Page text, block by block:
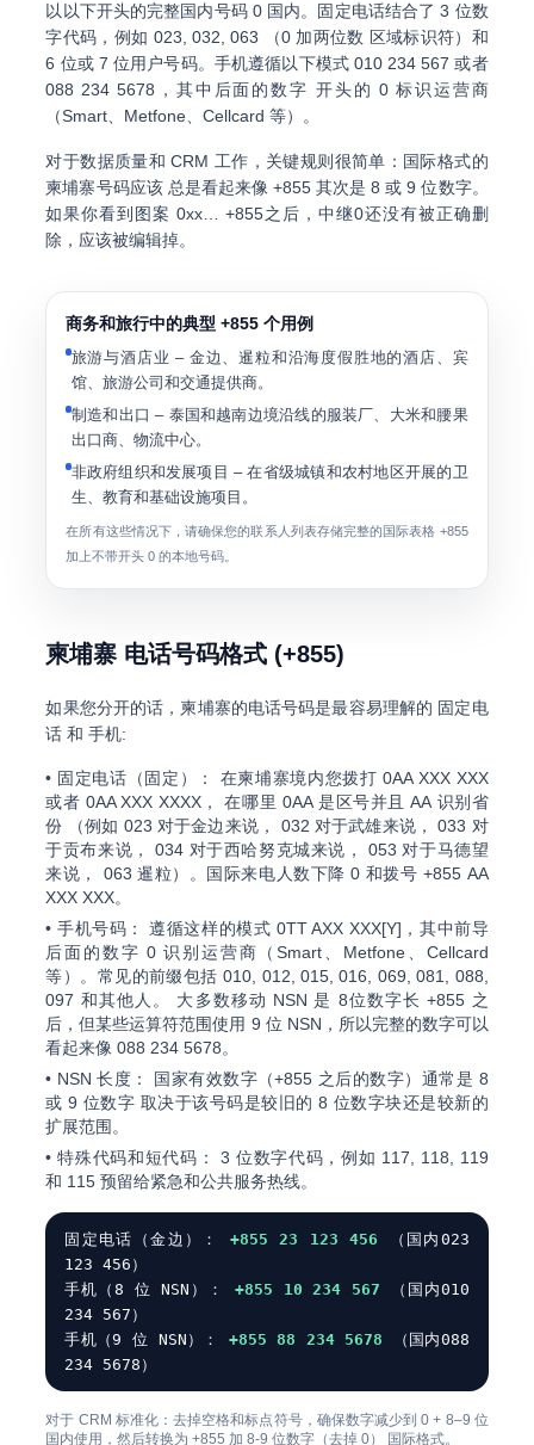
以以下开头的完整国内号码 0国内。固定电话结合了 3 位数
字代码，例如 023 032 ,063 （0 加两位数 区域标识符）和
6 位或 7 位用户号码。手机遵循以下模式010 234 567 或者
088 234 5678 ，其中后面的数字 开头的 0 标识运营商
（Smart、Metfone、Cellcard 等）。
对于数据质量和 CRM 工作，关键规则很简单：国际格式的
柬埔寨号码应该 总是看起来像+855 其次是8 或 9 位数字。
如果你看到图案0xx…
+855之后，中继0还没有被正确删
除，应该被编辑掉。
商务和旅行中的典型 +855 个用例
旅游与酒店业 – 金边、暹粒和沿海度假胜地的酒店、宾
馆、旅游公司和交通提供商。
制造和出口 – 泰国和越南边境沿线的服装厂、大米和腰果
出口商、物流中心。
非政府组织和发展项目 – 在省级城镇和农村地区开展的卫
生、教育和基础设施项目。
在所有这些情况下，请确保您的联系人列表存储完整的国际表格 +855
加上不带开头 0 的本地号码。
柬埔寨 电话号码格式 (+855)
如果您分开的话，柬埔寨的电话号码是最容易理解的 固定电
话 和手机:
• 固定电话（固定）： 在柬埔寨境内您拨打0AA XXX XXX
或者 0AA XXX XXXX， 在哪里 0AA是区号并且AA 识别省
份 （例如 023 对于金边来说， 032 对于武雄来说，033 对
于贡布来说，034 对于西哈努克城来说， 053 对于马德望
来说， 063 暹粒）。国际来电人数下降 0 和拨号+855 AA
XXX XXX。
• 手机号码： 遵循这样的模式 0TT AXX XXX[Y] ，其中前导
后面的数字 0 识别运营商（Smart、Metfone、Cellcard
等）。常见的前缀包括010 012 015,016 069 ,081 088
097 和其他人。 大多数移动 NSN 是 8位数字长 +855 之
后，但某些运算符范围使用 9 位 NSN ，所以完整的数字可以
看起来像088 234 5678。
• NSN 长度： 国家有效数字（+855 之后的数字）通常是 8
或 9 位数字 取决于该号码是较旧的 8 位数字块还是较新的
扩展范围。
•特殊代码和短代码： 3 位数字代码，例如 117 118
119
和 115 预留给紧急和公共服务热线。
固定电话（金边）：+855 23 123 456 （国内023
123 456）
手机（8 位 NSN）： +855 10 234 567 （国内010
234 567）
手机（9 位 NSN）：+855 88 234 5678 （国内088
234 5678）
对于 CRM 标准化：去掉空格和标点符号，确保数字减少到 0 + 8–9 位
国内使用，然后转换为+855 加 8-9 位数字（去掉 0） 国际格式。